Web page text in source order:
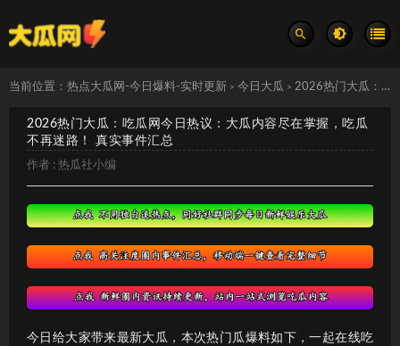
当前位置： 热点大瓜网-今日爆料-实时更新 > 今日大瓜 > 2026热门大瓜：吃瓜网今日热议：大瓜内容尽在掌握，吃瓜不再迷路！ 真实事件汇总
2026热门大瓜：吃瓜网今日热议：大瓜内容尽在掌握，吃瓜
不再迷路！ 真实事件汇总
作者 : 热瓜社小编
今日给大家带来最新大瓜，本次热门瓜爆料如下，一起在线吃